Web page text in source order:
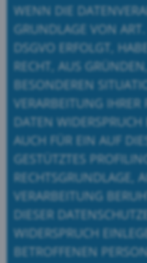
WENN DIE
GRUNDLAGE VON
DSGVO ERFOLGT,
RECHT, AUS
BESONDEREN
VERARBEITUNG
DATEN
AUCH FÜR EIN AUF
GESTÜTZTES
RECHTSGRUNDLAGE,
VERARBEITUNG
DIESER
WIDERSPRUCH
BETROFFENEN